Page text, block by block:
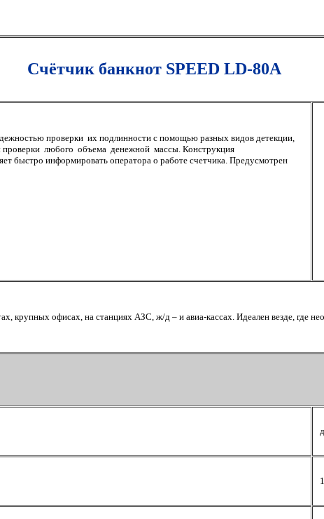
Счётчик банкнотSPEED LD-80A
проверки их подлинности с помощью разных видов детекции,
любого объема денежной массы. Конструкция
быстро информировать оператора о работе счетчика. Предусмотрен
крупных офисах, на станциях АЗС, ж/д – и авиа-кассах. Идеален везде,